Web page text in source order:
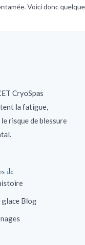
Voici donc
CryoSpas
la fatigue,
risque de blessure
de
glace Blog